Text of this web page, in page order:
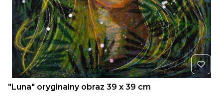
"Luna" oryginalny obraz 39 x 39 cm